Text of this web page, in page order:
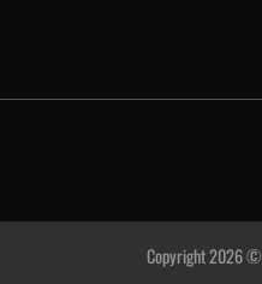
Copyright 2026 ©